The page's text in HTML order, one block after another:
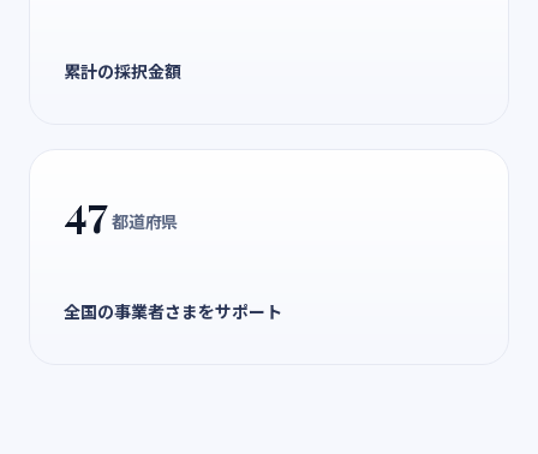
累計の採択金額
47 都道府県
全国の事業者さまをサポート